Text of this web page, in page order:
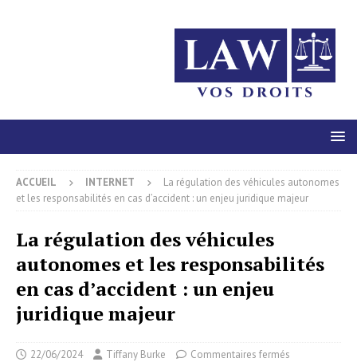
ACCUEIL INTERNET
La régulation des véhicules autonomes
et les responsabilités en cas d’accident : un enjeu juridique majeur
La régulation des véhicules
autonomes et les responsabilités
en cas d’accident : un enjeu
juridique majeur
22/06/2024 Tiffany Burke Commentaires fermés